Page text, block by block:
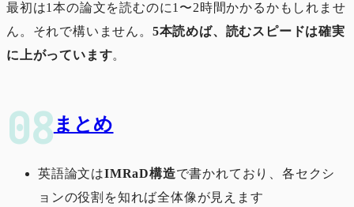
最初は1本の論文を読むのに1〜2時間かかるかもしれませ
ん。それで構いません。 5本読めば、読むスピードは確実
に上がっています。
まとめ
英語論文はIMRaD構造で書かれており、各セクシ
ョンの役割を知れば全体像が見えます